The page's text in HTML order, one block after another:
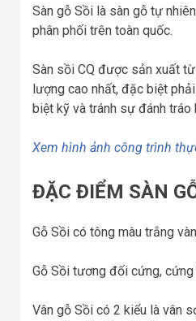
Sàn gỗ Sồi là sàn gỗ tự
phân phối trên toàn quốc.
Sàn sồi CQ được sản xuất
lượng cao nhất, đặc biệt
biệt kỹ và tránh sự đánh
Xem hình ảnh công trình
ĐẶC ĐIỂM SÀN
Gỗ Sồi có tông màu trắng
Gỗ Sồi tương đối cứng,
Vân gỗ Sồi có 2 kiểu là vân